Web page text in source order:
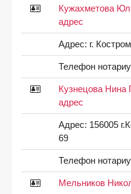
Кужахметова
адрес
Адрес: г.
Телефон
Кузнецова Нина
адрес
Адрес: 156005
69
Телефон
Мельников